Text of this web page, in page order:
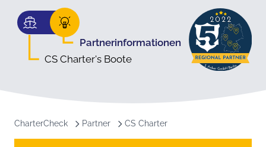
Partnerinformationen
CS Charter's Boote
CharterCheck Partner CS Charter